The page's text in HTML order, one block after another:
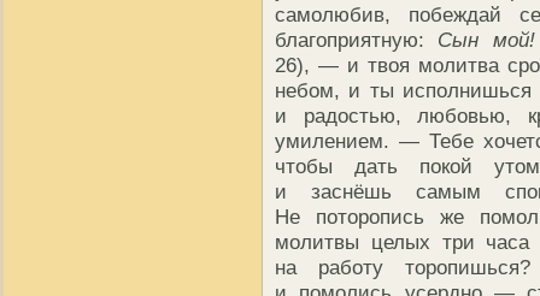
самолюбив, побеждай
благоприятную: Сын мой!
26), — и твоя молитва
небом, и ты
и радостью, любовью,
умилением. — Тебе
чтобы дать покой
и заснёшь самым
Не поторопись же
молитвы целых три часа
на работу